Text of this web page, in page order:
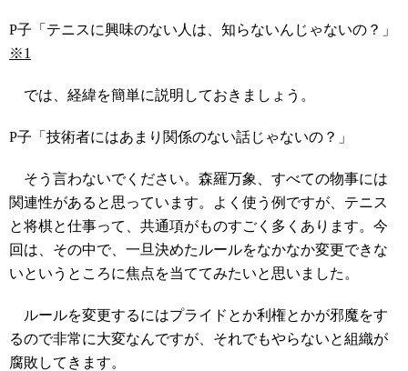
P子「テニスに興味のない人は、知らないんじゃないの？」
※1
では、経緯を簡単に説明しておきましょう。
P子「技術者にはあまり関係のない話じゃないの？」
そう言わないでください。森羅万象、すべての物事には
関連性があると思っています。よく使う例ですが、テニス
と将棋と仕事って、共通項がものすごく多くあります。今
回は、その中で、一旦決めたルールをなかなか変更できな
いというところに焦点を当ててみたいと思いました。
ルールを変更するにはプライドとか利権とかが邪魔をす
るので非常に大変なんですが、それでもやらないと組織が
腐敗してきます。